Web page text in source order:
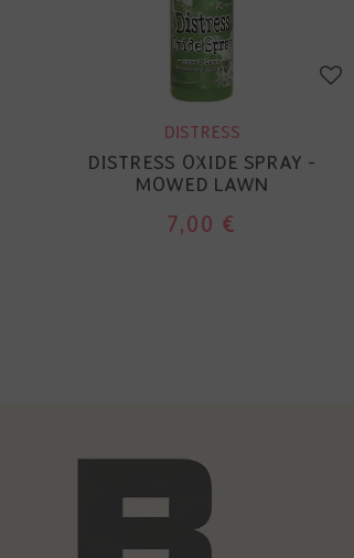
DISTRESS
DISTRESS OXIDE SPRAY -
MOWED LAWN
7,00 €